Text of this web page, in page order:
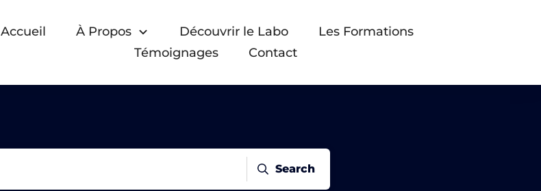
Accueil À Propos Découvrir le Labo
Les Formations
Témoignages
Contact
Search